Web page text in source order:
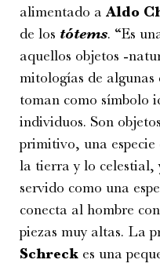
alimentado a Aldo
de los tótems. “Es
aquellos objetos -
mitologías de algunas
toman como símbolo
individuos. Son
primitivo, una
la tierra y lo celestial,
servido como una
conecta al hombre
piezas muy altas. La
Schreck es una